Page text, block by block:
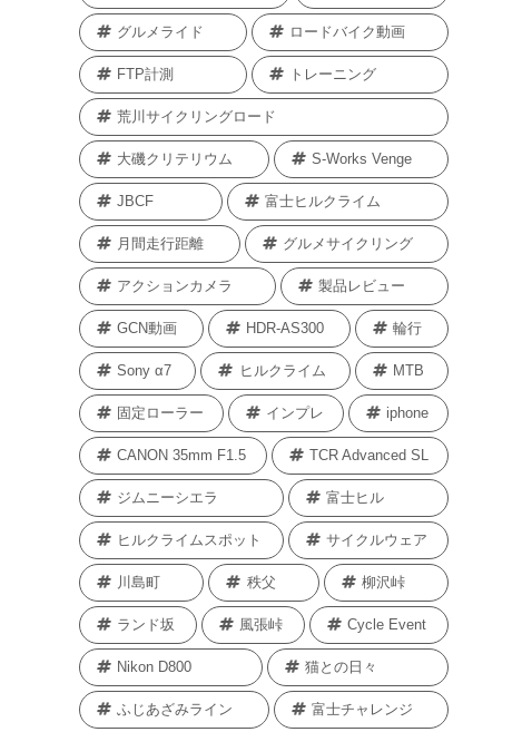
グルメライド ロードバイク動画
FTP計測 トレーニング
荒川サイクリングロード
大磯クリテリウム S-Works Venge
JBCF 富士ヒルクライム
月間走行距離 グルメサイクリング
アクションカメラ 製品レビュー
GCN動画 HDR-AS300 輪行
Sony α7 ヒルクライム MTB
固定ローラー インプレ iphone
CANON 35mm F1.5 TCR Advanced SL
ジムニーシエラ 富士ヒル
ヒルクライムスポット サイクルウェア
川島町 秩父 柳沢峠
ランド坂 風張峠 Cycle Event
Nikon D800 猫との日々
ふじあざみライン 富士チャレンジ